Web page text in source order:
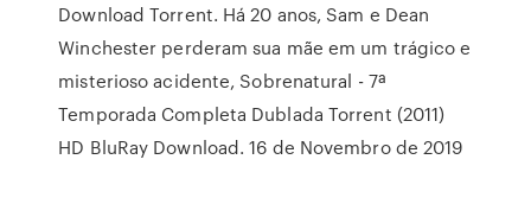
Download Torrent. Há 20 anos, Sam e Dean
Winchester perderam sua mãe em um trágico e
misterioso acidente, Sobrenatural - 7ª
Temporada Completa Dublada Torrent (2011)
HD BluRay Download. 16 de Novembro de 2019